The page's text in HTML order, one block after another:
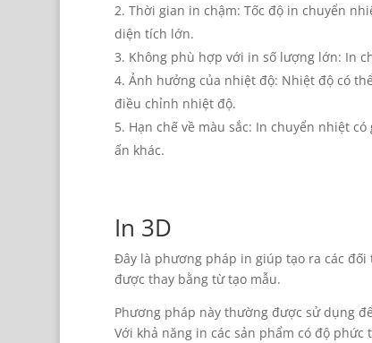
Thời gian in chậm: Tốc độ in chuyển
diện tích lớn.
Không phù hợp với in số lượng lớn: In
Ảnh hưởng của nhiệt độ: Nhiệt độ có
điều chỉnh nhiệt độ.
Hạn chế về màu sắc: In chuyển nhiệt
ấn khác.
In 3D
Đây là phương pháp in giúp tạo ra các
được thay bằng từ tạo mẫu.
Phương pháp này thường được sử dụng
Với khả năng in các sản phẩm có độ